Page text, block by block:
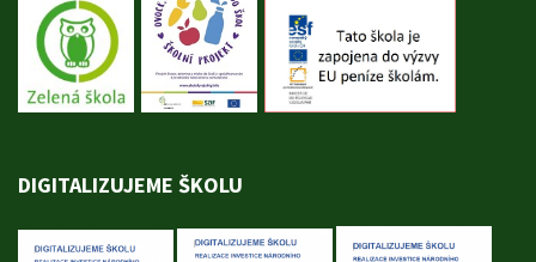
DIGITALIZUJEME ŠKOLU